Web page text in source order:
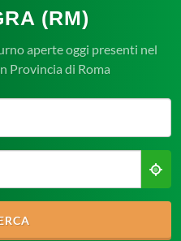
(RM)
aperte oggi presenti nel
Provincia di Roma